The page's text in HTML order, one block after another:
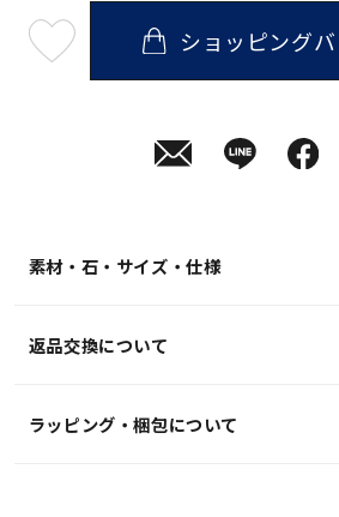
在庫 在庫ありのみ
08
ショッピング
素材・石・サイズ・仕様
返品交換について
ラッピング・梱包について